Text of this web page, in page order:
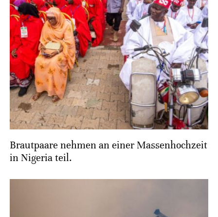
Brautpaare nehmen an einer Massenhochzeit
in Nigeria teil.